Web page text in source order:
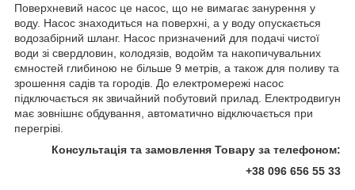
Поверхневий насос це насос, що не вимагає занурення у
воду. Насос знаходиться на поверхні, а у воду опускається
водозабірний шланг. Насос призначений для подачі чистої
води зі свердловин, колодязів, водойм та накопичувальних
ємностей глибиною не більше 9 метрів, а також для поливу та
зрошення садів та городів. До електромережі насос
підключається як звичайний побутовий прилад. Електродвигун
має зовнішнє обдування, автоматично відключається при
перегріві.
Консультація та замовлення Товару за телефоном:
+38 096 656 55 33